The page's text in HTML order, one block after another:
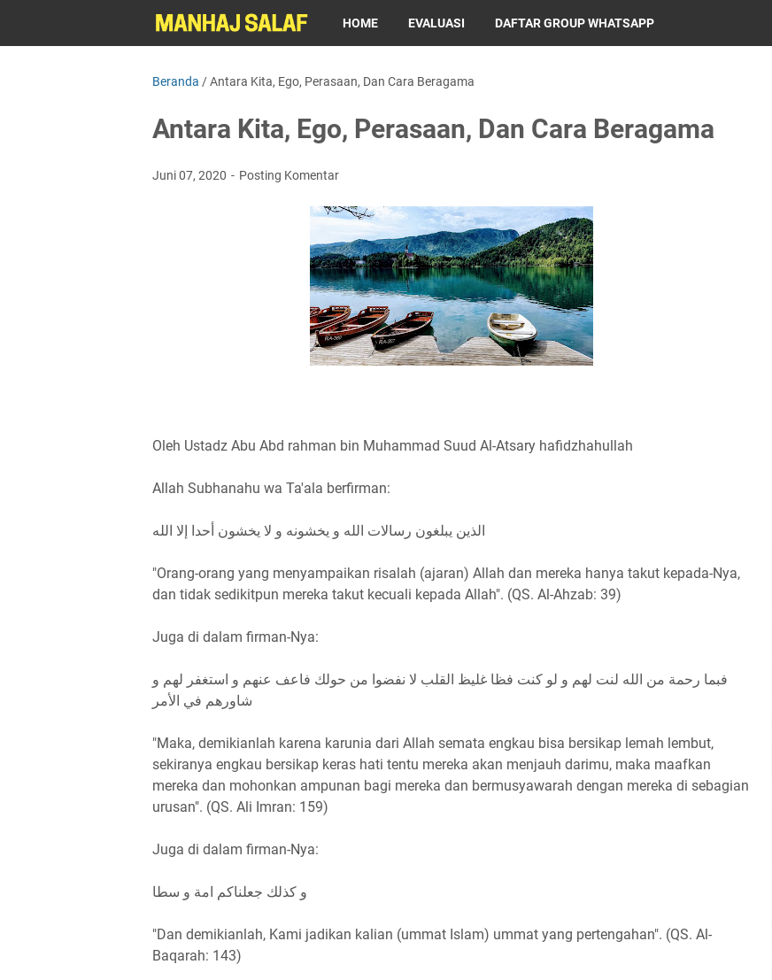
HOME EVALUASI DAFTAR GROUP WHATSAPP
Beranda /Antara Kita, Ego, Perasaan, Dan Cara Beragama
Antara Kita, Ego, Perasaan, Dan Cara Beragama
Juni 07, 2020 Posting Komentar
Oleh Ustadz Abu Abd rahman bin Muhammad Suud Al-Atsary hafidzhahullah
Allah Subhanahu wa Ta'ala berfirman:
الذين يبلغون رسالات الله و يخشونه و لا يخشون أحدا إلا الله
"Orang-orang yang menyampaikan risalah (ajaran) Allah dan mereka hanya takut kepada-Nya,
dan tidak sedikitpun mereka takut kecuali kepada Allah". (QS. Al-Ahzab: 39)
Juga di dalam firman-Nya:
فبما رحمة من الله لنت لهم و لو كنت فظا غليظ القلب لا نفضوا من حولك فاعف عنهم و استغفر لهم و
شاورهم في الأمر
"Maka, demikianlah karena karunia dari Allah semata engkau bisa bersikap lemah lembut,
sekiranya engkau bersikap keras hati tentu mereka akan menjauh darimu, maka maafkan
mereka dan mohonkan ampunan bagi mereka dan bermusyawarah dengan mereka di sebagian
urusan". (QS. Ali Imran: 159)
Juga di dalam firman-Nya:
و كذلك جعلناكم امة و سطا
"Dan demikianlah, Kami jadikan kalian (ummat Islam) ummat yang pertengahan". (QS. Al-
Baqarah: 143)